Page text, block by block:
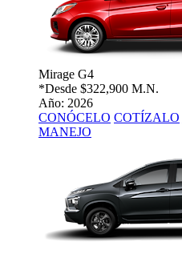
Mirage G4
*Desde $322,900 M.N.
Año: 2026
CONÓCELO COTÍZALO
MANEJO